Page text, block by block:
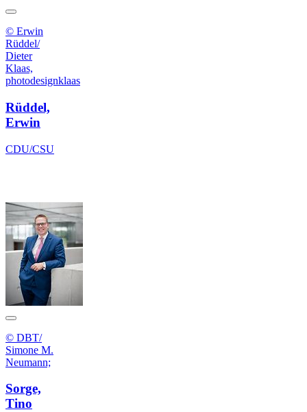
© Erwin
Rüddel/
Dieter
Klaas,
photodesignklaas
Rüddel,
Erwin
CDU/CSU
© DBT/
Simone M.
Neumann;
Sorge,
Tino